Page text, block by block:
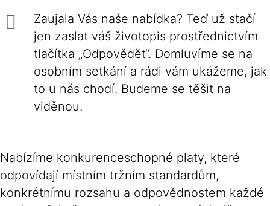
Zaujala Vás naše nabídka? Teď už stačí
jen zaslat váš životopis prostřednictvím
tlačítka „Odpovědět“. Domluvíme se na
osobním setkání a rádi vám ukážeme, jak
to u nás chodí. Budeme se těšit na
viděnou.
Nabízíme konkurenceschopné platy, které
odpovídají místním tržním standardům,
konkrétnímu rozsahu a odpovědnostem každé